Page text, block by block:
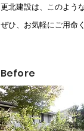
更北建設は、このよう
ぜひ、お気軽にご用命
​Before